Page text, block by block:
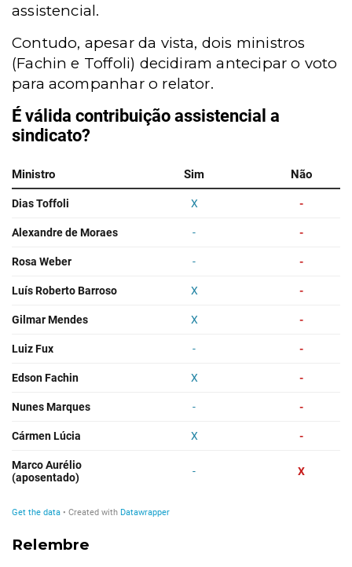
assistencial.
Contudo, apesar da vista, dois ministros
(Fachin e Toffoli) decidiram antecipar o voto
para acompanhar o relator.
Relembre